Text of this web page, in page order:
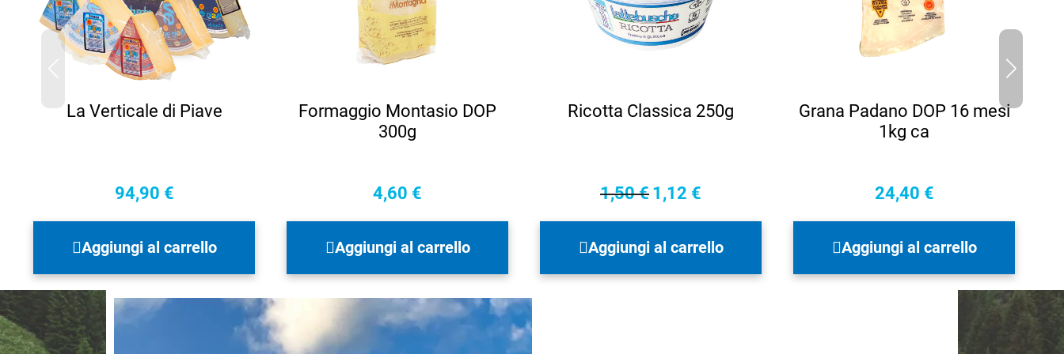
La Verticale di Piave
94,90 €
Aggiungi al carrello
Formaggio Montasio DOP
300g
4,60 €
Aggiungi al carrello
Ricotta Classica 250g
1,50€ Il
originale
1,50 €.
1,12 €
attuale
1,12 €.
Aggiungi al carrello
Grana Padano DOP 16 mesi
1kg ca
24,40 €
Aggiungi al carrello